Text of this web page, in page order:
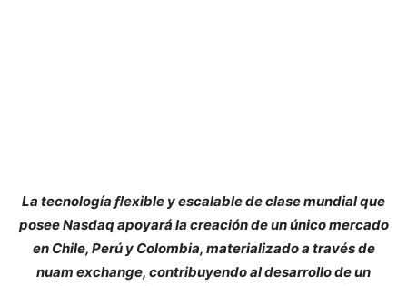
La tecnología ﬂexible y escalable de clase mundial que
posee Nasdaq apoyará la creación de un único mercado
en Chile, Perú y Colombia, materializado a través de
nuam exchange, contribuyendo al desarrollo de un